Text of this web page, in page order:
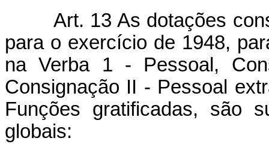
Art. 13 As dotações
para o exercício de 1948,
na Verba 1 - Pessoal,
Consignação II - Pessoal
Funções gratificadas, são
globais: